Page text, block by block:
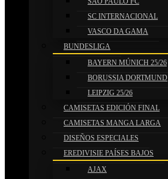
SC INTERNACIONAL
VASCO DA GAMA
BUNDESLIGA
BAYERN MÚNICH 25/26
BORUSSIA DORTMUND
LEIPZIG 25/26
CAMISETAS EDICIÓN FINAL
CAMISETAS MANGA LARGA
DISEÑOS ESPECIALES
EREDIVISIE PAÍSES BAJOS
AJAX